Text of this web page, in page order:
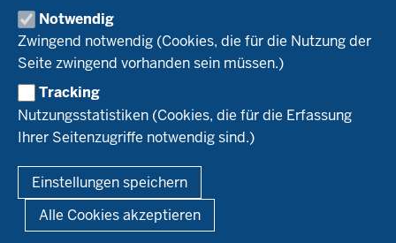
Notwendig
Zwingend notwendig (Cookies, die für die Nutzung der
Seite zwingend vorhanden sein müssen.)
Tracking
Nutzungsstatistiken (Cookies, die für die Erfassung
Ihrer Seitenzugriffe notwendig sind.)
Einstellungen speichern
Alle Cookies akzeptieren
Recht
Naturland
Versuchsbetriebe
WRRL-Modellbetriebe
Kontakte Versuchswesen
Aktuelles
Arbeitsschwerpunkte
Material & Kontakt
Ökoschule in Kleve
Ausbildungsbetriebe
Berufsausbildung
Forschung
Projekte Ökoteam
Forschungsergebnisse
Service
Kontakt
Newsletter
Demonstrationsbetriebe Ökologischer Landbau
Fußzeile
Impressum Datenschutzerklärung